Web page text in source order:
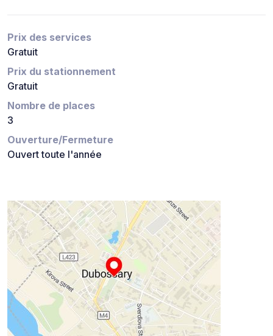
Prix des services
Gratuit
Prix du stationnement
Gratuit
Nombre de places
3
Ouverture/Fermeture
Ouvert toute l'année